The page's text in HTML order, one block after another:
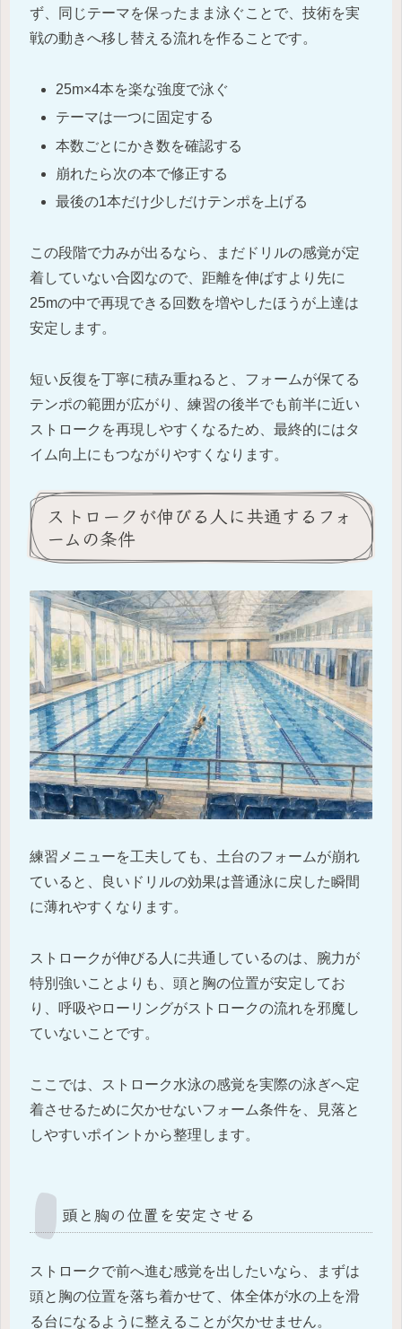
ず、同じテーマを保ったまま泳ぐことで、技術を実
戦の動きへ移し替える流れを作ることです。
25m×4本を楽な強度で泳ぐ
テーマは一つに固定する
本数ごとにかき数を確認する
崩れたら次の本で修正する
最後の1本だけ少しだけテンポを上げる
この段階で力みが出るなら、まだドリルの感覚が定
着していない合図なので、距離を伸ばすより先に
25mの中で再現できる回数を増やしたほうが上達は
安定します。
短い反復を丁寧に積み重ねると、フォームが保てる
テンポの範囲が広がり、練習の後半でも前半に近い
ストロークを再現しやすくなるため、最終的にはタ
イム向上にもつながりやすくなります。
ストロークが伸びる人に共通するフォ
ームの条件
練習メニューを工夫しても、土台のフォームが崩れ
ていると、良いドリルの効果は普通泳に戻した瞬間
に薄れやすくなります。
ストロークが伸びる人に共通しているのは、腕力が
特別強いことよりも、頭と胸の位置が安定してお
り、呼吸やローリングがストロークの流れを邪魔し
ていないことです。
ここでは、ストローク水泳の感覚を実際の泳ぎへ定
着させるために欠かせないフォーム条件を、見落と
しやすいポイントから整理します。
頭と胸の位置を安定させる
ストロークで前へ進む感覚を出したいなら、まずは
頭と胸の位置を落ち着かせて、体全体が水の上を滑
る台になるように整えることが欠かせません。